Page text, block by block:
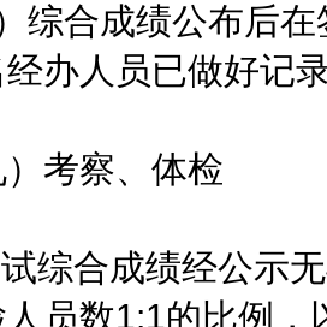
合成绩公布后在
经办人员已做好记
考察、体检
合成绩经公示无
员数1:1的比例